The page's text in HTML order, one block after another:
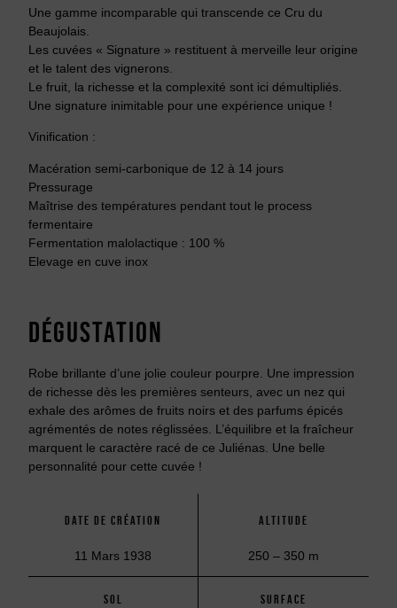
Une gamme incomparable qui transcende ce Cru du
Beaujolais.
Les cuvées « Signature » restituent à merveille leur origine
et le talent des vignerons.
Le fruit, la richesse et la complexité sont ici démultipliés.
Une signature inimitable pour une expérience unique !
Vinification :
Macération semi-carbonique de 12 à 14 jours
Pressurage
Maîtrise des températures pendant tout le process
fermentaire
Fermentation malolactique : 100 %
Elevage en cuve inox
DÉGUSTATION
Robe brillante d’une jolie couleur pourpre. Une impression
de richesse dès les premières senteurs, avec un nez qui
exhale des arômes de fruits noirs et des parfums épicés
agrémentés de notes réglissées. L’équilibre et la fraîcheur
marquent le caractère racé de ce Juliénas. Une belle
personnalité pour cette cuvée !
DATE DE CRÉATION
11 Mars 1938
ALTITUDE
250 – 350 m
SOL SURFACE